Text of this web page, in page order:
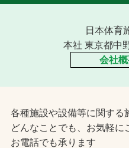
日本体育
本社 東京都中
会社
各種施設や設備等に関する
どんなことでも、お気軽に
お電話でも承ります